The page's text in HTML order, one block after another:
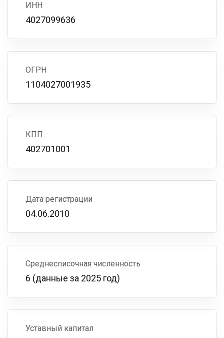
ИНН
4027099636
ОГРН
1104027001935
КПП
402701001
Дата регистрации
04.06.2010
Среднесписочная численность
6 (данные за 2025 год)
Уставный капитал